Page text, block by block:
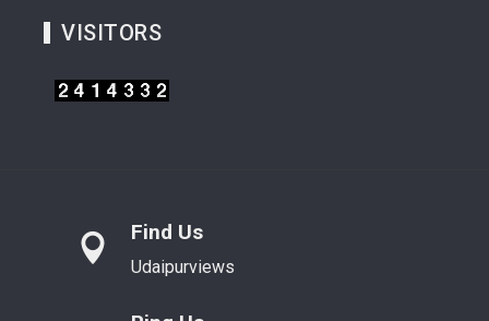
VISITORS
Find Us
Udaipurviews